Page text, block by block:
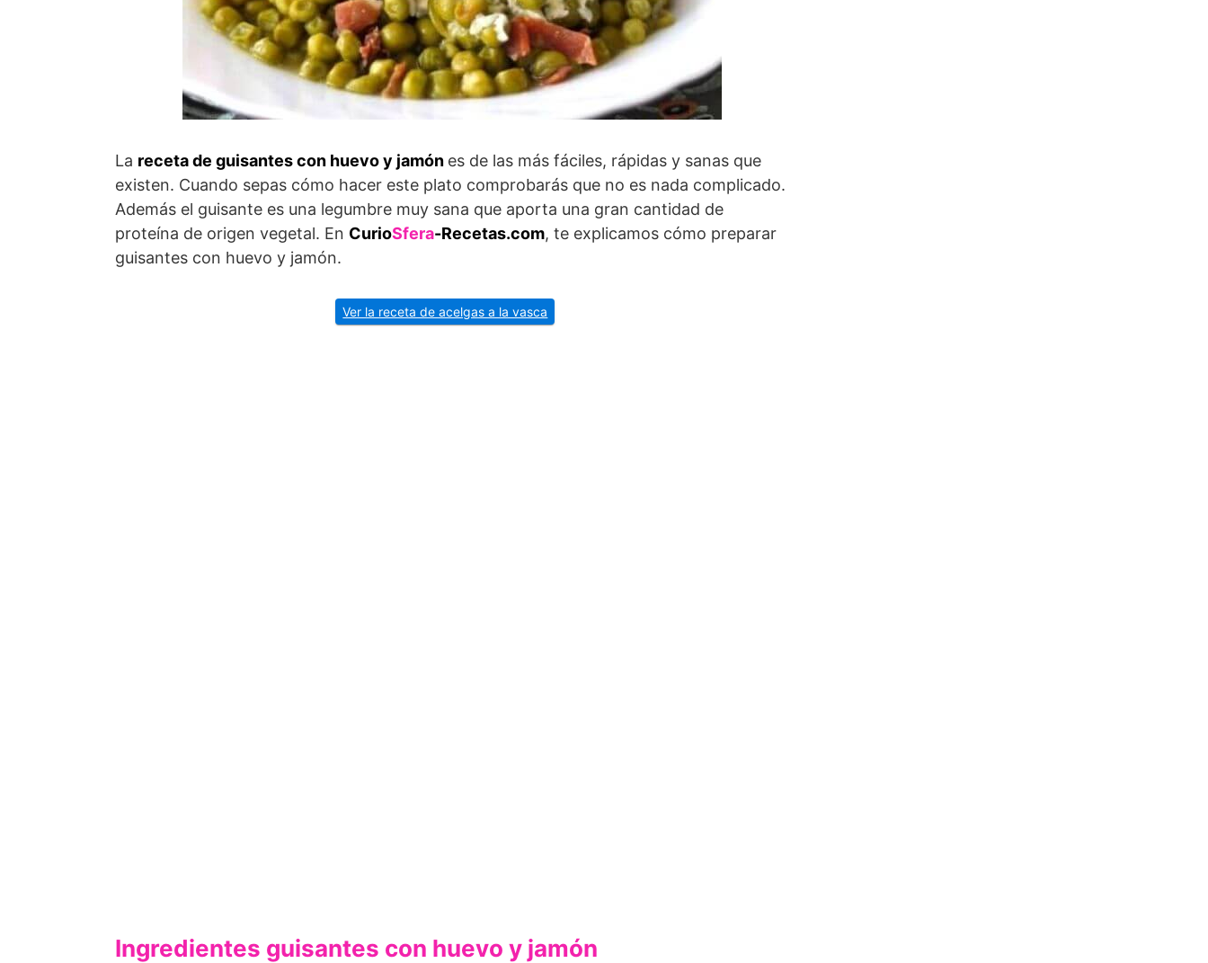
La receta de guisantes con huevo y jamón es de las más fáciles, rápidas y sanas que
existen. Cuando sepas cómo hacer este plato comprobarás que no es nada complicado.
Además el guisante es una legumbre muy sana que aporta una gran cantidad de
proteína de origen vegetal. En CurioSfera-Recetas.com, te explicamos cómo preparar
guisantes con huevo y jamón.
Ver la receta de acelgas a la vasca
Ingredientes guisantes con huevo y jamón